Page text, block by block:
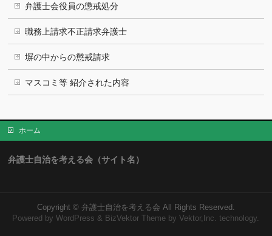
弁護士会役員の懲戒処分
職務上請求不正請求弁護士
塀の中からの懲戒請求
マスコミ等 紹介された内容
ホーム
弁護士自治を考える会（サイト名）
Copyright © 弁護士自治を考える会 All Rights Reserved.
Powered byWordPress & BizVektor Theme by Vektor,Inc. technology.